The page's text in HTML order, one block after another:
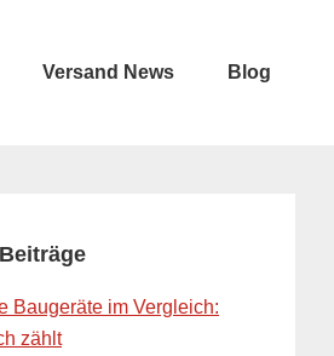
Versand News Blog
Baugeräte im Vergleich:
zählt